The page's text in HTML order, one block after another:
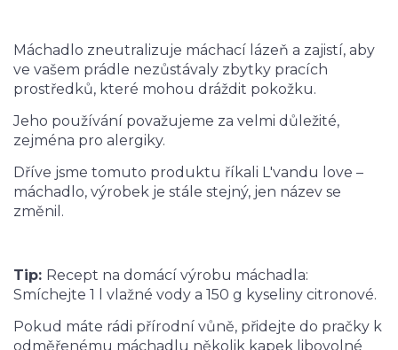
Máchadlo zneutralizuje máchací lázeň a zajistí, aby
ve vašem prádle nezůstávaly zbytky pracích
prostředků, které mohou dráždit pokožku.
Jeho používání považujeme za velmi důležité,
zejména pro alergiky.
Dříve jsme tomuto produktu říkali L'vandu love –
máchadlo, výrobek je stále stejný, jen název se
změnil.
Tip: Recept na domácí výrobu máchadla:
Smíchejte 1 l vlažné vody a 150 g kyseliny citronové.
Pokud máte rádi přírodní vůně, přidejte do pračky k
odměřenému máchadlu několik kapek libovolné